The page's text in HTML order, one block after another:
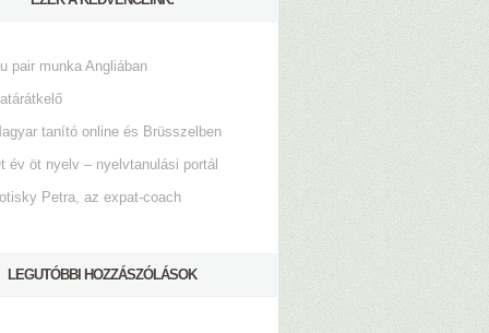
pair munka Angliában
tanító online és Brüsszelben
év öt nyelv – nyelvtanulási portál
Petra, az expat-coach
LEGUTÓBBI HOZZÁSZÓLÁSOK